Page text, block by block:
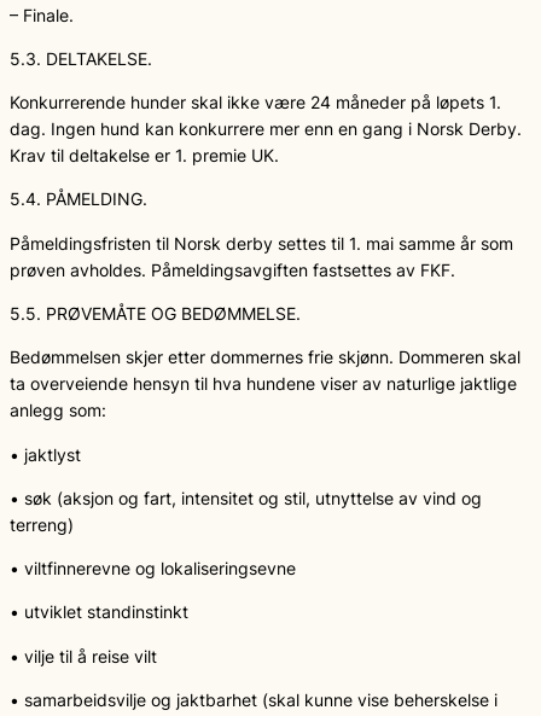
– Finale.
5.3. DELTAKELSE.
Konkurrerende hunder skal ikke være 24 måneder på løpets 1.
dag. Ingen hund kan konkurrere mer enn en gang i Norsk Derby.
Krav til deltakelse er 1. premie UK.
5.4. PÅMELDING.
Påmeldingsfristen til Norsk derby settes til 1. mai samme år som
prøven avholdes. Påmeldingsavgiften fastsettes av FKF.
5.5. PRØVEMÅTE OG BEDØMMELSE.
Bedømmelsen skjer etter dommernes frie skjønn. Dommeren skal
ta overveiende hensyn til hva hundene viser av naturlige jaktlige
anlegg som:
• jaktlyst
• søk (aksjon og fart, intensitet og stil, utnyttelse av vind og
terreng)
• viltfinnerevne og lokaliseringsevne
• utviklet standinstinkt
• vilje til å reise vilt
• samarbeidsvilje og jaktbarhet (skal kunne vise beherskelse i